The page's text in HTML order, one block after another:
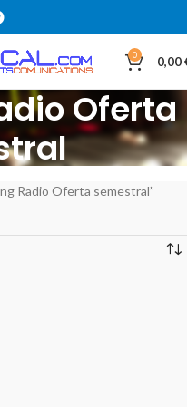
0 0,00
Oferta
Radio Oferta semestral”